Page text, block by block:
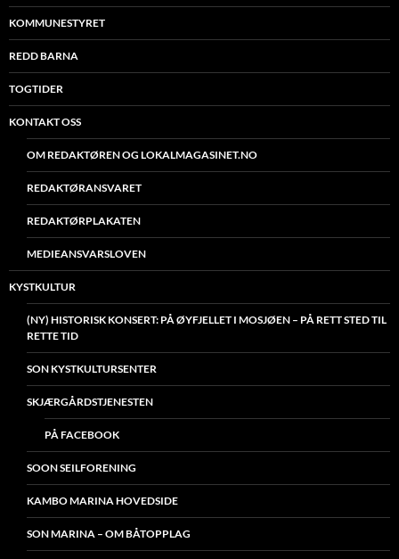
KOMMUNESTYRET
REDD BARNA
TOGTIDER
KONTAKT OSS
OM REDAKTØREN OG LOKALMAGASINET.NO
REDAKTØRANSVARET
REDAKTØRPLAKATEN
MEDIEANSVARSLOVEN
KYSTKULTUR
(NY) HISTORISK KONSERT: PÅ ØYFJELLET I MOSJØEN – PÅ RETT STED TIL
RETTE TID
SON KYSTKULTURSENTER
SKJÆRGÅRDSTJENESTEN
PÅ FACEBOOK
SOON SEILFORENING
KAMBO MARINA HOVEDSIDE
SON MARINA – OM BÅTOPPLAG